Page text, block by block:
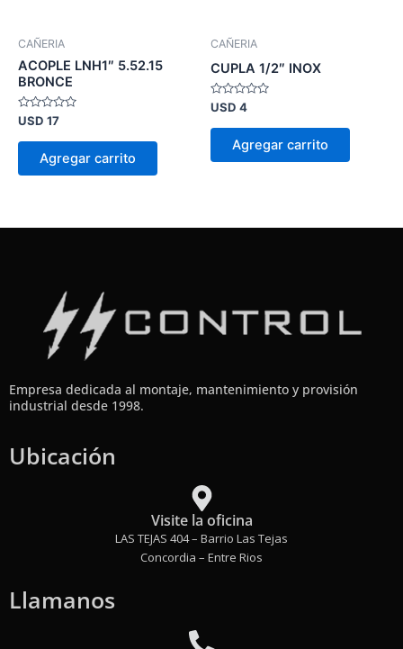
CAÑERIA
ACOPLE LNH1″ 5.52.15
BRONCE
Valorado
en
0
USD 17
Agregar carrito
CAÑERIA
CUPLA 1/2″ INOX
Valorado
en
0
USD 4
Agregar carrito
Empresa dedicada al montaje, mantenimiento y provisión
industrial desde 1998.
Ubicación
Visite la oficina
LAS TEJAS 404 – Barrio Las Tejas
Concordia – Entre Rios
Llamanos